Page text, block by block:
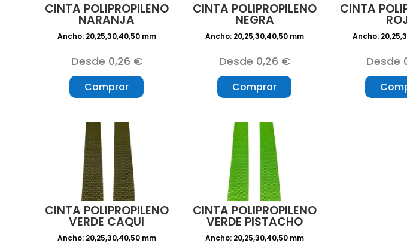
CINTA POLIPROPILENO
NARANJA
Ancho: 20,25,30,40,50 mm
Desde 0,26 €
Comprar
CINTA POLIPROPILENO
NEGRA
Ancho: 20,25,30,40,50 mm
Desde 0,26 €
Comprar
CINTA
Ancho:
Desde
CINTA POLIPROPILENO
VERDE CAQUI
Ancho: 20,25,30,40,50 mm
CINTA POLIPROPILENO
VERDE PISTACHO
Ancho: 20,25,30,40,50 mm